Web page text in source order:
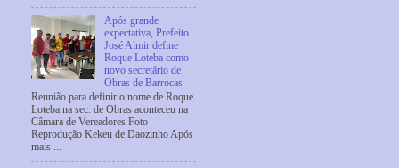
Após grande
expectativa, Prefeito
José Almir define
Roque Loteba como
novo secretário de
Obras de Barrocas
Reunião para definir o nome de Roque
Loteba na sec. de Obras aconteceu na
Câmara de Vereadores Foto
Reprodução Kekeu de Daozinho Após
mais ...